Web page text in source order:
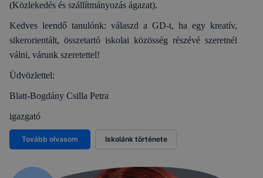
(Közlekedés és szállítmányozás ágazat).
Kedves leendő tanulónk: válaszd a GD-t, ha egy kreatív,
sikerorientált, összetartó iskolai közösség részévé szeretnél
válni, várunk szeretettel!
Üdvözlettel:
Blatt-Bogdány Csilla Petra
igazgató
Tovább olvasom Iskolánk története